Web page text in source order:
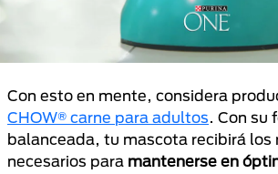
Con esto en mente, considera
CHOW® carne para adultos. Con su
balanceada, tu mascota recibirá los
necesarios para mantenerse en